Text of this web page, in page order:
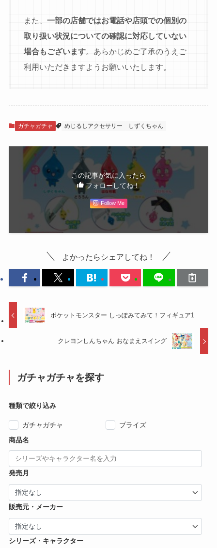
また、 一部の店舗ではお電話や店頭での個別の
取り扱い状況についての確認に対応していない
場合もございます。あらかじめご了承のうえご
利用いただきますようお願いいたします。
ガチャガチャ めじるしアクセサリー しずくちゃん
この記事が気に入ったら
フォローしてね！
Follow Me
よかったらシェアしてね！
ポケットモンスター しっぽみてみて！フィギュア1
クレヨンしんちゃん おなまえスイング
ガチャガチャを探す
種類で絞り込み
ガチャガチャ
プライズ
商品名
発売月
販売元・メーカー
シリーズ・キャラクター